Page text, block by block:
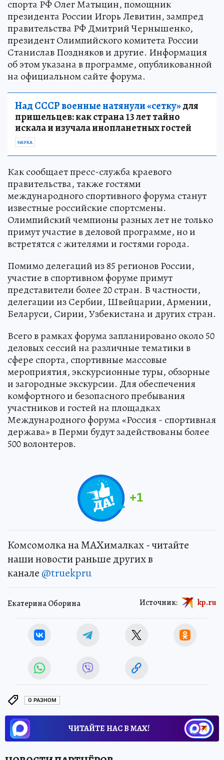
спорта РФ Олег Матыцин, помощник
президента России Игорь Левитин, зампред
правительства РФ Дмитрий Чернышенко,
президент Олимпийского комитета России
Станислав Поздняков и другие. Информация
об этом указана в программе, опубликованной
на официальном сайте форума.
Над СССР военные натянули «сетку»для
пришельцев: как страна 13 лет тайно
искала и изучала инопланетных гостей
НАУКА
Как сообщает пресс-служба краевого
правительства, также гостями
международного спортивного форума станут
известные российские спортсмены.
Олимпийский чемпионы разных лет не только
примут участие в деловой программе, но и
встретятся с жителями и гостями города.
Помимо делегаций из 85 регионов России,
участие в спортивном форуме примут
представители более 20 стран. В частности,
делегации из Сербии, Швейцарии, Армении,
Беларуси, Сирии, Узбекистана и других стран.
Всего в рамках форума запланировано около 50
деловых сессий на различные тематики в
сфере спорта, спортивные массовые
мероприятия, экскурсионные туры, обзорные
и загородные экскурсии. Для обеспечения
комфортного и безопасного пребывания
участников и гостей на площадках
Международного форума «Россия - спортивная
держава» в Перми будут задействованы более
500 волонтеров.
+1
Комсомолка на MAXималках - читайте
наши новости раньше других в
канале @truekpru
Екатерина Оборина Источник: kp.ru
О РАЗНОМ
ЧИТАЙТЕ НАС В МАХ!